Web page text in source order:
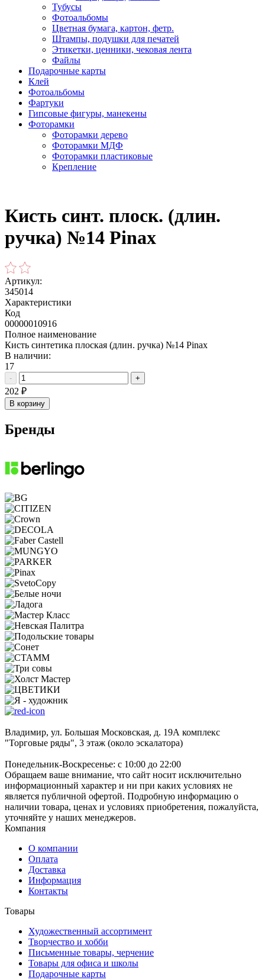
Тубусы
Фотоальбомы
Цветная бумага, картон, фетр.
Штампы, подушки для печатей
Этикетки, ценники, чековая лента
Файлы
Подарочные карты
Клей
Фотоальбомы
Фартуки
Гипсовые фигуры, манекены
Фоторамки
Фоторамки дерево
Фоторамки МДФ
Фоторамки пластиковые
Крепление
Кисть синт. плоск. (длин.
ручка) №14 Pinax
Артикул:
345014
Характеристики
Код
00000010916
Полное наименование
Кисть синтетика плоская (длин. ручка) №14 Pinax
В наличии:
17
- +
202 ₽
В корзину
Бренды
Владимир, ул. Большая Московская, д. 19А комплекс
"Торговые ряды", 3 этаж (около эскалатора)
Понедельник-Воскресенье: с 10:00 до 22:00
Обращаем ваше внимание, что сайт носит исключительно
информационный характер и ни при каких условиях не
является публичной офертой. Подробную информацию о
наличии товара, ценах и условиях приобретения, пожалуйста,
уточняйте у наших менеджеров.
Компания
О компании
Оплата
Доставка
Информация
Контакты
Товары
Художественный ассортимент
Творчество и хобби
Письменные товары, черчение
Товары для офиса и школы
Подарочные карты